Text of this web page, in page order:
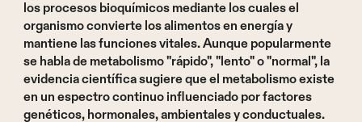
los procesos bioquímicos mediante los cuales el
organismo convierte los alimentos en energía y
mantiene las funciones vitales. Aunque popularmente
se habla de metabolismo "rápido", "lento" o "normal", la
evidencia científica sugiere que el metabolismo existe
en un espectro continuo influenciado por factores
genéticos, hormonales, ambientales y conductuales.